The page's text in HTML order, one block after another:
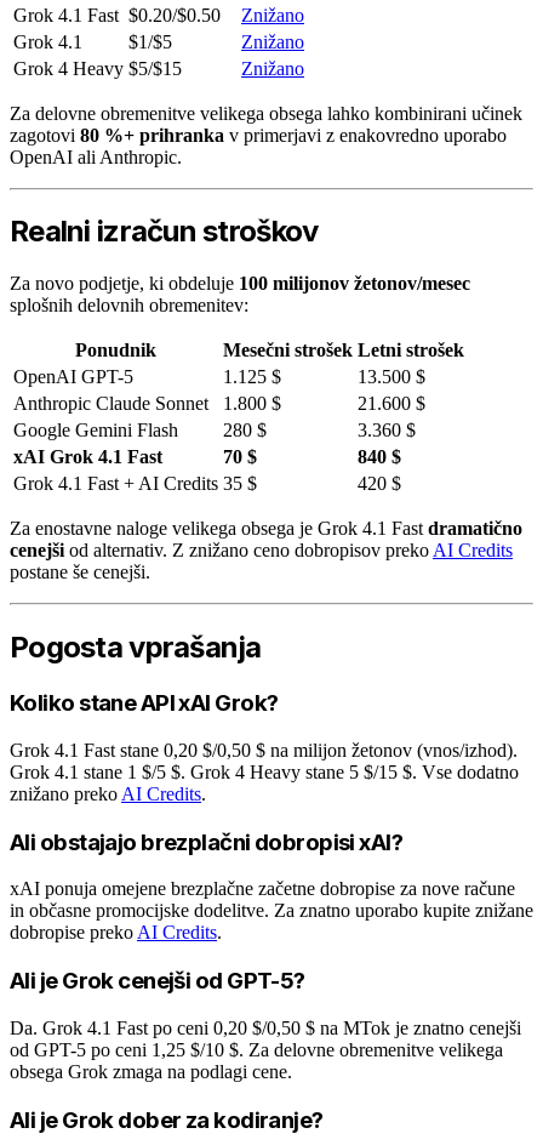
Grok 4.1 Fast $0.20/$0.50
Znižano
Grok 4.1
$1/$5
Znižano
Grok 4 Heavy $5/$15 Znižano
Za delovne obremenitve velikega obsega lahko kombinirani učinek
zagotovi 80 %+ prihranka v primerjavi z enakovredno uporabo
OpenAI ali Anthropic.
Realni izračun stroškov
Za novo podjetje, ki obdeluje 100 milijonov žetonov/mesec
splošnih delovnih obremenitev:
Ponudnik Mesečni strošek Letni strošek
OpenAI GPT-5
1.125 $
13.500 $
Anthropic Claude Sonnet
1.800 $
21.600 $
Google Gemini Flash
280 $
3.360 $
xAI Grok 4.1 Fast
70 $
840 $
Grok 4.1 Fast + AI Credits 35 $ 420 $
Za enostavne naloge velikega obsega je Grok 4.1 Fast dramatično
cenejši od alternativ. Z znižano ceno dobropisov preko AI Credits
postane še cenejši.
Pogosta vprašanja
Koliko stane API xAI Grok?
Grok 4.1 Fast stane 0,20 $/0,50 $ na milijon žetonov (vnos/izhod).
Grok 4.1 stane 1 $/5 $. Grok 4 Heavy stane 5 $/15 $. Vse dodatno
znižano preko AI Credits.
Ali obstajajo brezplačni dobropisi xAI?
xAI ponuja omejene brezplačne začetne dobropise za nove račune
in občasne promocijske dodelitve. Za znatno uporabo kupite znižane
dobropise preko AI Credits.
Ali je Grok cenejši od GPT-5?
Da. Grok 4.1 Fast po ceni 0,20 $/0,50 $ na MTok je znatno cenejši
od GPT-5 po ceni 1,25 $/10 $. Za delovne obremenitve velikega
obsega Grok zmaga na podlagi cene.
Ali je Grok dober za kodiranje?